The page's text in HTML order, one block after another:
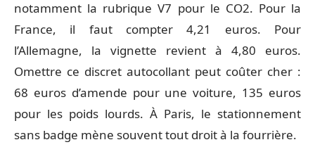
notamment la rubrique V7 pour le CO2. Pour la
France, il faut compter 4,21 euros. Pour
l’Allemagne, la vignette revient à 4,80 euros.
Omettre ce discret autocollant peut coûter cher :
68 euros d’amende pour une voiture, 135 euros
pour les poids lourds. À Paris, le stationnement
sans badge mène souvent tout droit à la fourrière.